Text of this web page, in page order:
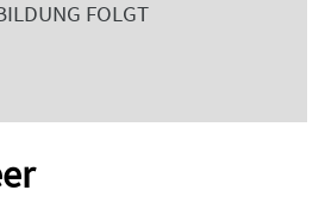
FOLGT